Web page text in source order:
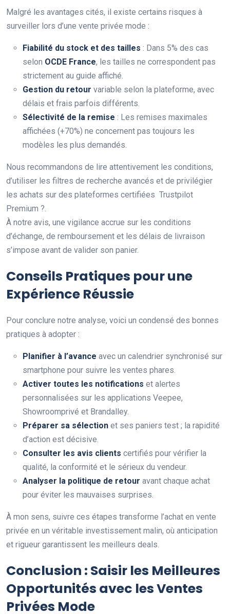
Malgré les avantages cités, il existe certains risques à
surveiller lors d’une vente privée mode :
Fiabilité du stock et des tailles : Dans 5% des cas
selon OCDE France, les tailles ne correspondent pas
strictement au guide affiché.
Gestion du retour variable selon la plateforme, avec
délais et frais parfois différents.
Sélectivité de la remise : Les remises maximales
affichées (+70%) ne concernent pas toujours les
modèles les plus demandés.
Nous recommandons de lire attentivement les conditions,
d’utiliser les filtres de recherche avancés et de privilégier
les achats sur des plateformes certifiées Trustpilot
Premium ?.
À notre avis, une vigilance accrue sur les conditions
d’échange, de remboursement et les délais de livraison
s’impose avant de valider son panier.
Conseils Pratiques pour une
Expérience Réussie
Pour conclure notre analyse, voici un condensé des bonnes
pratiques à adopter :
Planifier à l’avance avec un calendrier synchronisé sur
smartphone pour suivre les ventes phares.
Activer toutes les notifications et alertes
personnalisées sur les applications Veepee,
Showroomprivé et Brandalley.
Préparer sa sélection et ses paniers test ; la rapidité
d’action est décisive.
Consulter les avis clients certifiés pour vérifier la
qualité, la conformité et le sérieux du vendeur.
Analyser la politique de retour avant chaque achat
pour éviter les mauvaises surprises.
À mon sens, suivre ces étapes transforme l’achat en vente
privée en un véritable investissement malin, où anticipation
et rigueur garantissent les meilleurs deals.
Conclusion : Saisir les Meilleures
Opportunités avec les Ventes
Privées Mode